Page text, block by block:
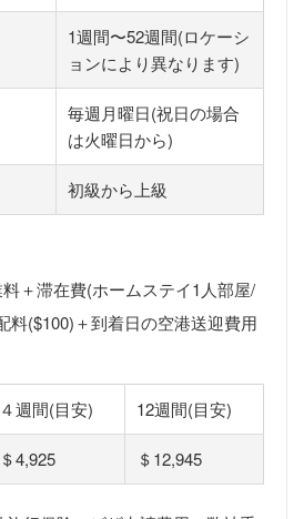
1週間〜52週間(ロケーシ
ョンにより異なります)
毎週月曜日(祝日の場合
は火曜日から)
初級から上級
＋滞在費(ホームステイ1人部屋/
料($100)＋到着日の空港送迎費用
４週間(目安) 12週間(目安)
＄4,925 ＄12,945